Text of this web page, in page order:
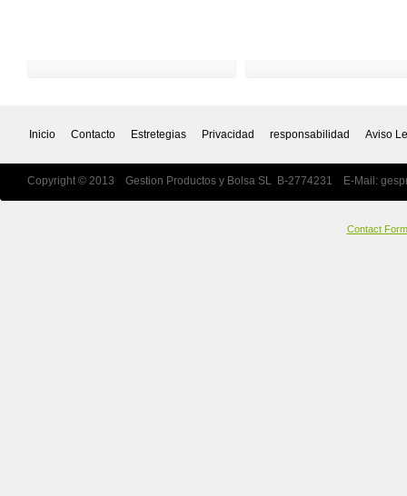
Inicio Contacto Estretegias Privacidad responsabilidad Aviso
Copyright © 2013 Gestion Productos y Bolsa SL B-2774231 E-Mail:
Contact Form